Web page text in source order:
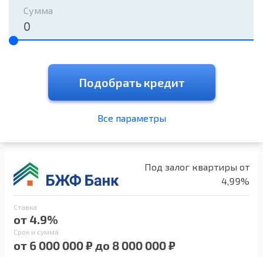
Сумма
Подобрать кредит
Все параметры
Под залог квартиры от
4,99%
Ставка
от 4.9%
Срок и сумма
от 6 000 000 ₽ до 8 000 000 ₽